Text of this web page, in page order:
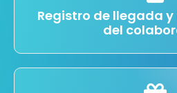
Registro de llegada
del